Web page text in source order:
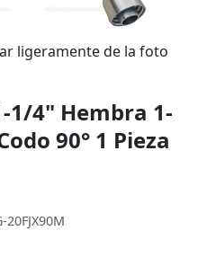
ligeramente de la foto
1/4" Hembra 1-
90° 1 Pieza